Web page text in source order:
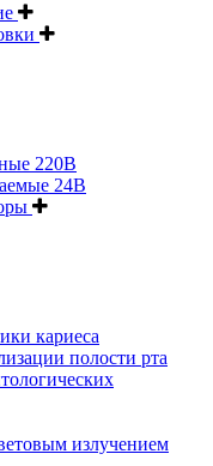
220В
24В
кариеса
полости рта
излучением